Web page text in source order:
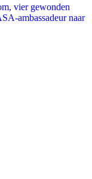
vier gewonden
ambassadeur naar